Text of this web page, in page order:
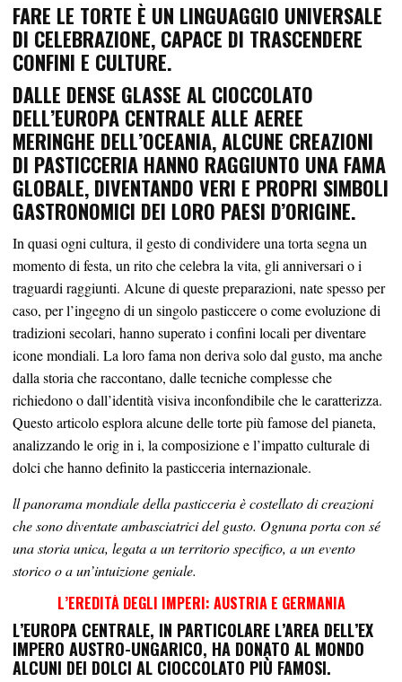
FARE LE TORTE È UN LINGUAGGIO UNIVERSALE
DI CELEBRAZIONE, CAPACE DI TRASCENDERE
CONFINI E CULTURE.
DALLE DENSE GLASSE AL CIOCCOLATO
DELL’EUROPA CENTRALE ALLE AEREE
MERINGHE DELL’OCEANIA, ALCUNE CREAZIONI
DI PASTICCERIA HANNO RAGGIUNTO UNA FAMA
GLOBALE, DIVENTANDO VERI E PROPRI SIMBOLI
GASTRONOMICI DEI LORO PAESI D’ORIGINE.
In quasi ogni cultura, il gesto di condividere una torta segna un
momento di festa, un rito che celebra la vita, gli anniversari o i
traguardi raggiunti. Alcune di queste preparazioni, nate spesso per
caso, per l’ingegno di un singolo pasticcere o come evoluzione di
tradizioni secolari, hanno superato i confini locali per diventare
icone mondiali. La loro fama non deriva solo dal gusto, ma anche
dalla storia che raccontano, dalle tecniche complesse che
richiedono o dall’identità visiva inconfondibile che le caratterizza.
Questo articolo esplora alcune delle torte più famose del pianeta,
analizzando le orig in i, la composizione e l’impatto culturale di
dolci che hanno definito la pasticceria internazionale.
ll panorama mondiale della pasticceria è costellato di creazioni
che sono diventate ambasciatrici del gusto. Ognuna porta con sé
una storia unica, legata a un territorio specifico, a un evento
storico o a un’intuizione geniale.
L’EREDITÀ DEGLI IMPERI: AUSTRIA E GERMANIA
L’EUROPA CENTRALE, IN PARTICOLARE L’AREA DELL’EX
IMPERO AUSTRO-UNGARICO, HA DONATO AL MONDO
ALCUNI DEI DOLCI AL CIOCCOLATO PIÙ FAMOSI.